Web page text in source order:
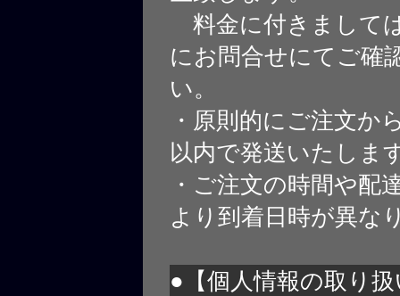
料金に付きまして
にお問合せにてご確
い。
・原則的にご注文か
以内で発送いたしま
・ご注文の時間や配
より到着日時が異な
●【個人情報の取り